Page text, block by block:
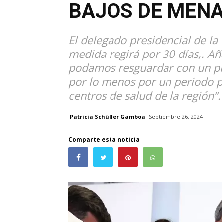
BAJOS DE
El delegado presidencial de
medida regirá por 30 días,.
podamos resguardar con un
por lo menos por un periodo
centros de salud de la región”.
Patricia Schüller Gamboa Septiembre 26, 2024
Comparte esta noticia